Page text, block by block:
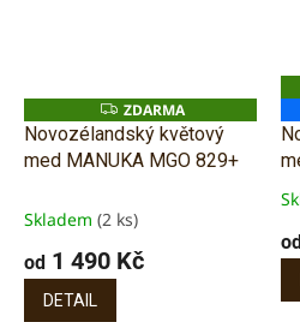
Z
D
A
R
ZDARMA
Novozélandský květový
med MANUKA MGO 829+
Skladem (2 ks)
od 1 490 Kč
DETAIL